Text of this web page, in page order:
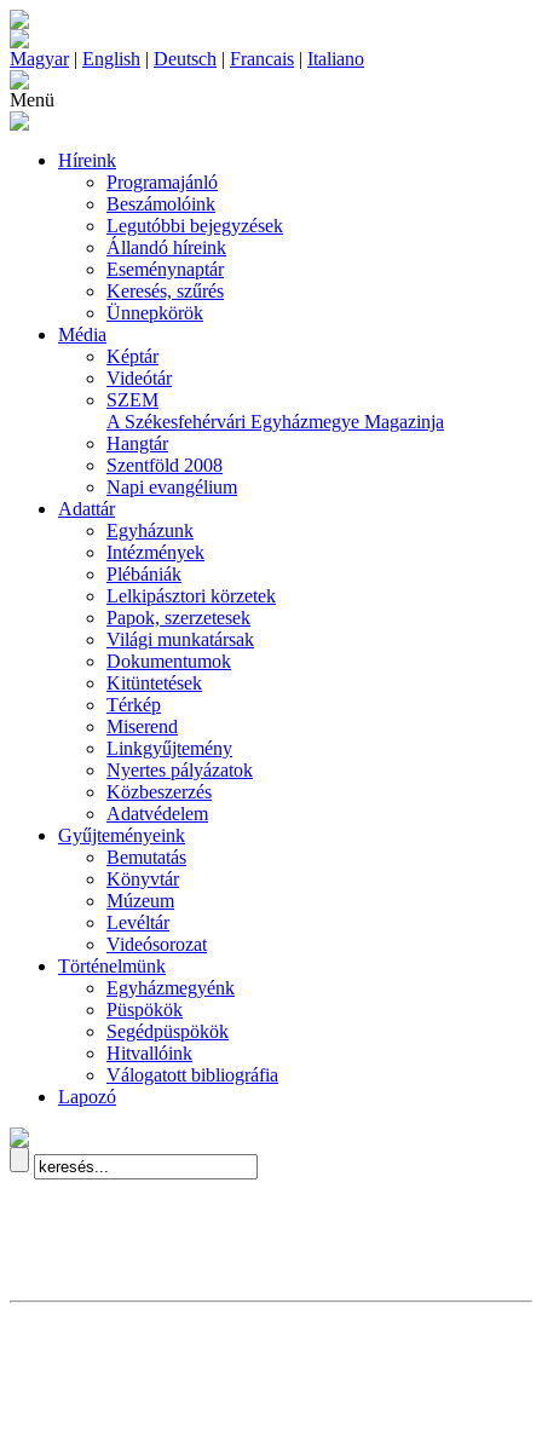
Magyar| English | Deutsch | Francais | Italiano
Menü
Híreink
Programajánló
Beszámolóink
Legutóbbi bejegyzések
Állandó híreink
Eseménynaptár
Keresés, szűrés
Ünnepkörök
Média
Képtár
Videótár
SZEM
A Székesfehérvári Egyházmegye Magazinja
Hangtár
Szentföld 2008
Napi evangélium
Adattár
Egyházunk
Intézmények
Plébániák
Lelkipásztori körzetek
Papok, szerzetesek
Világi munkatársak
Dokumentumok
Kitüntetések
Térkép
Miserend
Linkgyűjtemény
Nyertes pályázatok
Közbeszerzés
Adatvédelem
Gyűjteményeink
Bemutatás
Könyvtár
Múzeum
Levéltár
Videósorozat
Történelmünk
Egyházmegyénk
Püspökök
Segédpüspökök
Hitvallóink
Válogatott bibliográfia
Lapozó